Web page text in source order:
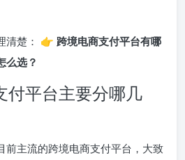
清楚： 👉 跨境电商支付平台有哪
么选？
付平台主要分哪几
前主流的跨境电商支付平台，大致